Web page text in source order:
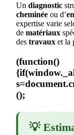
Un diagnostic
cheminée ou d’
expertise varie
de matériaux
des travaux et la
(function()
();
💡